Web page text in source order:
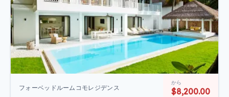
フォーベッドルームコモレジデンス
から
$8,200.00